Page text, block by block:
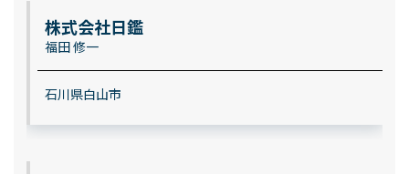
株式会社日鑑
福田 修一
石川県白山市